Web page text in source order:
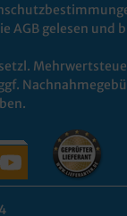
AGB gelesen und